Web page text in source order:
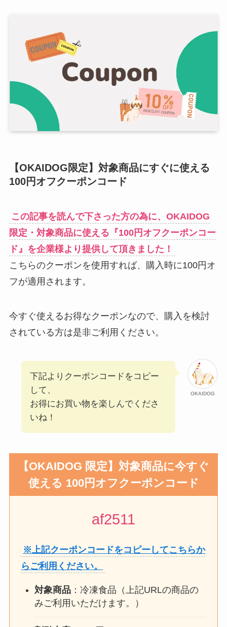
【OKAIDOG限定】対象商品にすぐに使える
100円オフクーポンコード
この記事を読んで下さった方の為に、OKAIDOG
限定・対象商品に使える 『100円オフクーポンコー
ド』 を企業様より提供して頂きました！
こちらのクーポンを使用すれば、購入時に100円オ
フが適用されます。
今すぐ使えるお得なクーポンなので、購入を検討
されている方は是非ご利用ください。
OKAIDOG
下記よりクーポンコードをコピー
して、
お得にお買い物を楽しんでくださ
いね！
【OKAIDOG 限定】対象商品に今すぐ
使える 100円オフ クーポンコード
af2511
※上記クーポンコードをコピーしてこちらか
らご利用ください。
対象商品 ：冷凍食品（上記URLの商品の
みご利用いただけます。）